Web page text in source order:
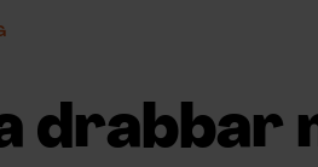
drabbar